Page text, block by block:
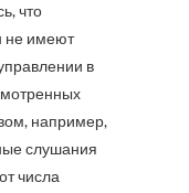
что
не имеют
в
например,
слушания
числа